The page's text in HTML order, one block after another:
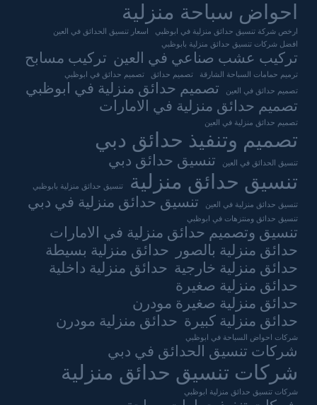
احواض سباحة منزلية
ارخص شركة تنسيق حدائق منزلية في ابوظبي
اسعار تنسيق الحدائق في العين
افضل شركات تنسيق حدائق منزلية بابوظبي
تركيب عشب صناعي في العين تركيب مسابح
ترميم حمامات السباحة الشارقة تصميم حدائق تصميم حدائق في ابوظبي
تصميم حدائق في العين
تصميم حدائق منزلية في ابوظبي
تصميم حدائق منزلية في الامارات
تصميم حدائق منزلية في العين
تصميم وتنفيذ حدائق دبي
تنسيق الحدائق في العين تنسيق حدائق دبي
تنسيق حدائق منزلية تنسيق حدائق منزلية بابوظبي
تنسيق حدائق منزلية في العين تنسيق حدائق منزلية في دبي
تنسيق حدائق ومنتزهات في ابوظبي
تنسيق وتصميم حدائق منزلية في الامارات
حدائق منزلية بالصور
حدائق منزلية بسيطة
حدائق منزلية خارجية حدائق منزلية داخلية
حدائق منزلية صغيرة
حدائق منزلية صغيرة مودرن
حدائق منزلية كبيرة حدائق منزلية مودرن
شركات احواض السباحة في ابوظبي
شركات تنسيق الحدائق في دبي
شركات تنسيق حدائق منزلية
شركات تنسيق حدائق منزلية ابوظبي